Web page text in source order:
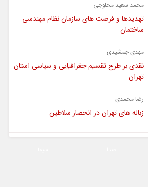
محمد سعید محلوجی
تهدیدها و فرصت های سازمان نظام مهندسی
ساختمان
مهدی جمشیدی
نقدی بر طرح تقسیم جغرافیایی و سیاسی استان
تهران
رضا محمدی
زباله های تهران در انحصار سلاطین